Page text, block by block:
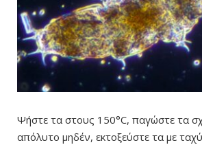
Ψήστε τα στους 150°C, παγώστε τα
απόλυτο μηδέν, εκτοξεύστε τα με